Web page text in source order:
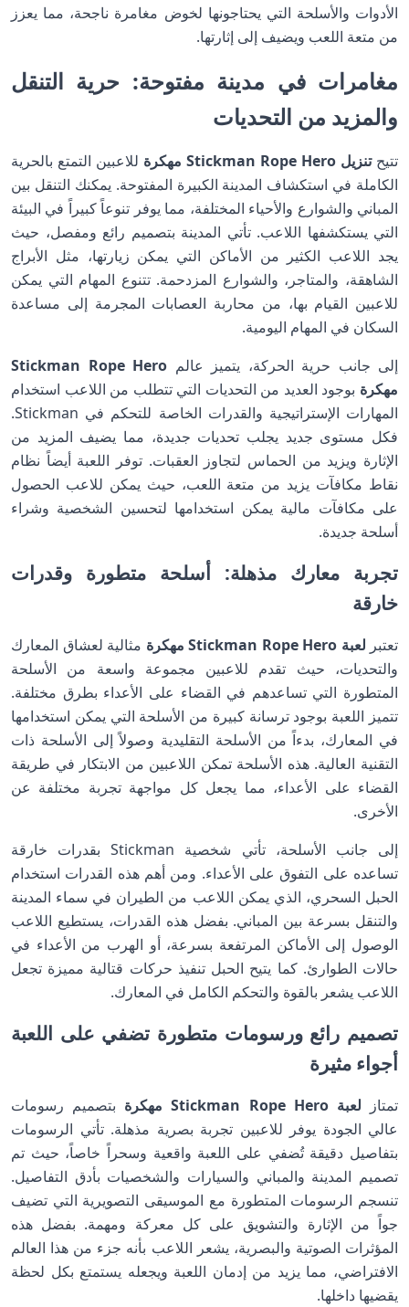
الأدوات والأسلحة التي يحتاجونها لخوض مغامرة ناجحة، مما يعزز
من متعة اللعب ويضيف إلى إثارتها.
مغامرات في مدينة مفتوحة: حرية التنقل
والمزيد من التحديات
تتيحتنزيل Stickman Rope Hero مهكرة
للاعبين التمتع بالحرية
الكاملة في استكشاف المدينة الكبيرة المفتوحة. يمكنك التنقل بين
المباني والشوارع والأحياء المختلفة، مما يوفر تنوعاً كبيراً في البيئة
التي يستكشفها اللاعب. تأتي المدينة بتصميم رائع ومفصل، حيث
يجد اللاعب الكثير من الأماكن التي يمكن زيارتها، مثل الأبراج
الشاهقة، والمتاجر، والشوارع المزدحمة. تتنوع المهام التي يمكن
للاعبين القيام بها، من محاربة العصابات المجرمة إلى مساعدة
السكان في المهام اليومية.
إلى جانب حرية الحركة، يتميز عالم Stickman Rope Hero
مهكرة بوجود العديد من التحديات التي تتطلب من اللاعب استخدام
المهارات الإستراتيجية والقدرات الخاصة للتحكم في Stickman.
فكل مستوى جديد يجلب تحديات جديدة، مما يضيف المزيد من
الإثارة ويزيد من الحماس لتجاوز العقبات. توفر اللعبة أيضاً نظام
نقاط مكافآت يزيد من متعة اللعب، حيث يمكن للاعب الحصول
على مكافآت مالية يمكن استخدامها لتحسين الشخصية وشراء
أسلحة جديدة.
تجربة معارك مذهلة: أسلحة متطورة وقدرات
خارقة
تعتبر لعبة Stickman Rope Hero مهكرة
مثالية لعشاق المعارك
والتحديات، حيث تقدم للاعبين مجموعة واسعة من الأسلحة
المتطورة التي تساعدهم في القضاء على الأعداء بطرق مختلفة.
تتميز اللعبة بوجود ترسانة كبيرة من الأسلحة التي يمكن استخدامها
في المعارك، بدءاً من الأسلحة التقليدية وصولاً إلى الأسلحة ذات
التقنية العالية. هذه الأسلحة تمكن اللاعبين من الابتكار في طريقة
القضاء على الأعداء، مما يجعل كل مواجهة تجربة مختلفة عن
الأخرى.
إلى جانب الأسلحة، تأتي شخصية Stickman بقدرات خارقة
تساعده على التفوق على الأعداء. ومن أهم هذه القدرات استخدام
الحبل السحري، الذي يمكن اللاعب من الطيران في سماء المدينة
والتنقل بسرعة بين المباني. بفضل هذه القدرات، يستطيع اللاعب
الوصول إلى الأماكن المرتفعة بسرعة، أو الهرب من الأعداء في
حالات الطوارئ. كما يتيح الحبل تنفيذ حركات قتالية مميزة تجعل
اللاعب يشعر بالقوة والتحكم الكامل في المعارك.
تصميم رائع ورسومات متطورة تضفي على اللعبة
أجواء مثيرة
تمتاز لعبة Stickman Rope Hero مهكرة
بتصميم رسومات
عالي الجودة يوفر للاعبين تجربة بصرية مذهلة. تأتي الرسومات
بتفاصيل دقيقة تُضفي على اللعبة واقعية وسحراً خاصاً، حيث تم
تصميم المدينة والمباني والسيارات والشخصيات بأدق التفاصيل.
تنسجم الرسومات المتطورة مع الموسيقى التصويرية التي تضيف
جواً من الإثارة والتشويق على كل معركة ومهمة. بفضل هذه
المؤثرات الصوتية والبصرية، يشعر اللاعب بأنه جزء من هذا العالم
الافتراضي، مما يزيد من إدمان اللعبة ويجعله يستمتع بكل لحظة
يقضيها داخلها.